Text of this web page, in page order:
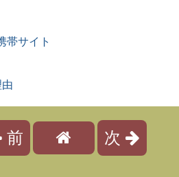
帯サイト
前 次